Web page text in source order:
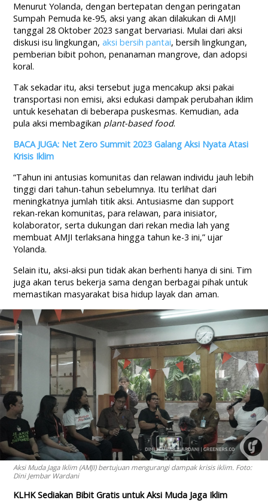
Menurut Yolanda, dengan bertepatan dengan peringatan
Sumpah Pemuda ke-95, aksi yang akan dilakukan di AMJI
tanggal 28 Oktober 2023 sangat bervariasi. Mulai dari aksi
diskusi isu lingkungan,aksi bersih pantai, bersih lingkungan,
pemberian bibit pohon, penanaman mangrove, dan adopsi
koral.
Tak sekadar itu, aksi tersebut juga mencakup aksi pakai
transportasi non emisi, aksi edukasi dampak perubahan iklim
untuk kesehatan di beberapa puskesmas. Kemudian, ada
pula aksi membagikan plant-based food.
BACA JUGA: Net Zero Summit 2023 Galang Aksi Nyata Atasi
Krisis Iklim
“Tahun ini antusias komunitas dan relawan individu jauh lebih
tinggi dari tahun-tahun sebelumnya. Itu terlihat dari
meningkatnya jumlah titik aksi. Antusiasme dan support
rekan-rekan komunitas, para relawan, para inisiator,
kolaborator, serta dukungan dari rekan media lah yang
membuat AMJI terlaksana hingga tahun ke-3 ini,” ujar
Yolanda.
Selain itu, aksi-aksi pun tidak akan berhenti hanya di sini. Tim
juga akan terus bekerja sama dengan berbagai pihak untuk
memastikan masyarakat bisa hidup layak dan aman.
Aksi Muda Jaga Iklim (AMJI) bertujuan mengurangi dampak krisis iklim. Foto:
Dini Jembar Wardani
KLHK Sediakan Bibit Gratis untuk Aksi Muda Jaga Iklim